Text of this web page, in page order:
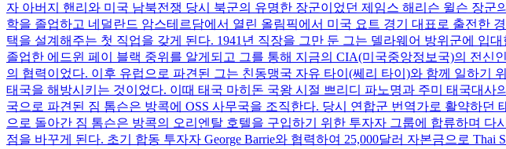
자 아버지 핸리와 미국 남북전쟁 당시 북군의 유명한 장군이었던 제임스 해리슨 윌슨 장
학을 졸업하고 네덜란드 암스테르담에서 열린 올림픽에서 미국 요트 경기 대표로 출전한
택을 설계해주는 첫 직업을 갖게 된다. 1941년 직장을 그만 둔 그는 델라웨어 방위군에
졸업한 에드윈 페이 블랙 중위를 알게되고 그를 통해 지금의 CIA(미국중앙정보국)의 전신
의 협력이었다. 이후 유럽으로 파견된 그는 친동맹국 자유 타이(쎄리 타이)와 함께 일하기
태국을 해방시키는 것이었다. 이때 태국 마히돈 국왕 시절 쁘리디 파노명과 주미 태국대
국으로 파견된 짐 톰슨은 방콕에 OSS 사무국을 조직한다. 당시 연합군 번역가로 활약하던
으로 돌아간 짐 톰슨은 방콕의 오리엔탈 호텔을 구입하기 위한 투자자 그룹에 합류하며
점을 바꾸게 된다. 초기 합동 투자자 George Barrie와 협력하여 25,000달러 자본금으로